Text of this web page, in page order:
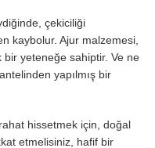
çekiciliği
kaybolur. Ajur malzemesi,
bir yeteneğe sahiptir. Ve ne
yapılmış bir
hissetmek için, doğal
etmelisiniz, hafif bir